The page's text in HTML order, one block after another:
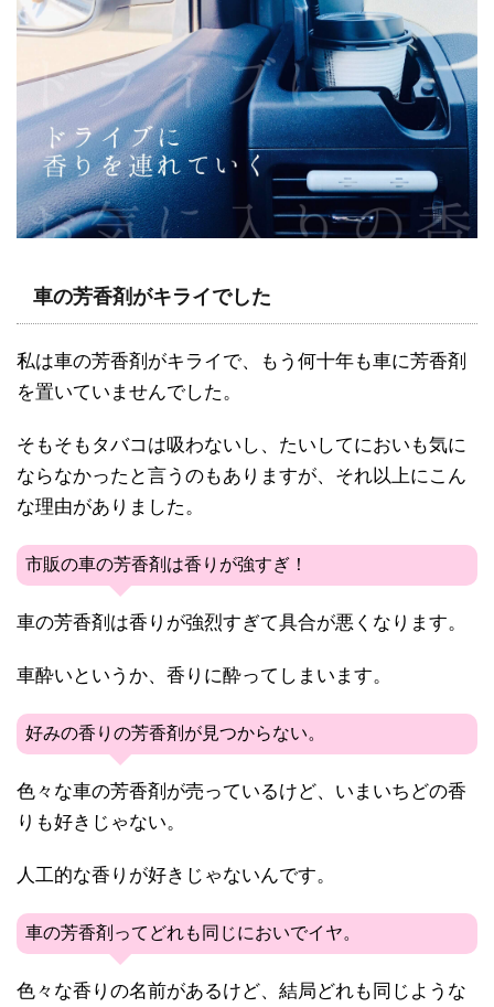
車の芳香剤がキライでした
私は車の芳香剤がキライで、もう何十年も車に芳香剤
を置いていませんでした。
そもそもタバコは吸わないし、たいしてにおいも気に
ならなかったと言うのもありますが、それ以上にこん
な理由がありました。
市販の車の芳香剤は香りが強すぎ！
車の芳香剤は香りが強烈すぎて具合が悪くなります。
車酔いというか、香りに酔ってしまいます。
好みの香りの芳香剤が見つからない。
色々な車の芳香剤が売っているけど、いまいちどの香
りも好きじゃない。
人工的な香りが好きじゃないんです。
車の芳香剤ってどれも同じにおいでイヤ。
色々な香りの名前があるけど、結局どれも同じような